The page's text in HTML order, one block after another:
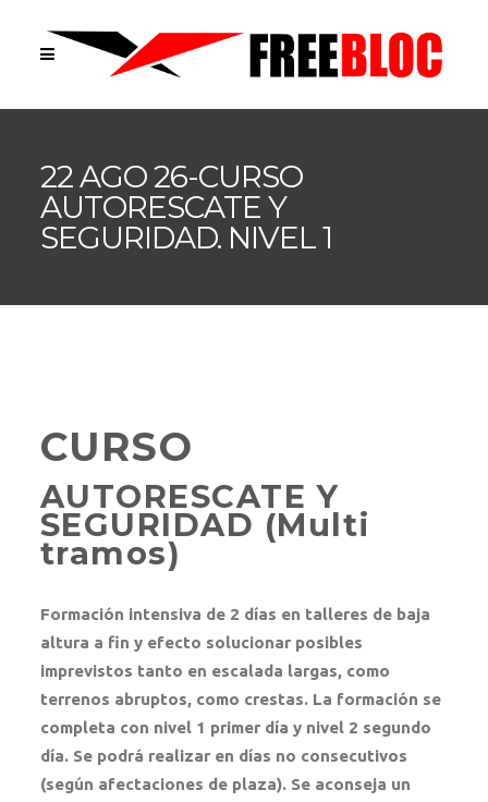
22 AGO 26-CURSO
AUTORESCATE Y
SEGURIDAD. NIVEL 1
CURSO
AUTORESCATE Y
SEGURIDAD (Multi
tramos)
Formación intensiva de 2 días en talleres de baja
altura a fin y efecto solucionar posibles
imprevistos tanto en escalada largas, como
terrenos abruptos, como crestas. La formación se
completa con nivel 1 primer día y nivel 2 segundo
día. Se podrá realizar en días no consecutivos
(según afectaciones de plaza). Se aconseja un